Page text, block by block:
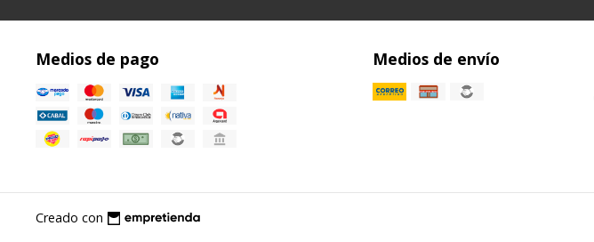
Medios de pago Medios de envío
Creado con